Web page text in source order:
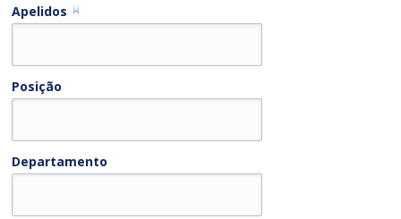
Apelidos
Posição
Departamento